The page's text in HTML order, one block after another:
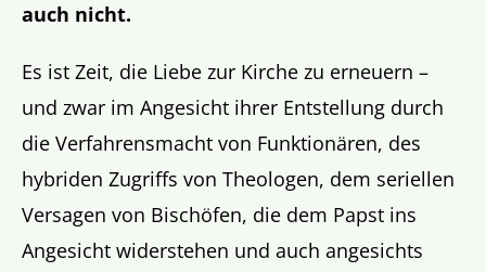
auch nicht.
Es ist Zeit, die Liebe zur Kirche zu erneuern –
und zwar im Angesicht ihrer Entstellung durch
die Verfahrensmacht von Funktionären, des
hybriden Zugriffs von Theologen, dem seriellen
Versagen von Bischöfen, die dem Papst ins
Angesicht widerstehen und auch angesichts